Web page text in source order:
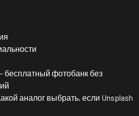
бесплатный фотобанк без
аналог выбрать, если Unsplash